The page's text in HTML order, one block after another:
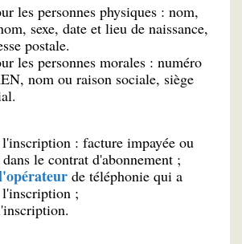
les personnes physiques : nom,
sexe, date et lieu de naissance,
postale.
les personnes morales : numéro
nom ou raison sociale, siège
: facture impayée ou
le contrat d'abonnement ;
de téléphonie qui a
l'inscription ;